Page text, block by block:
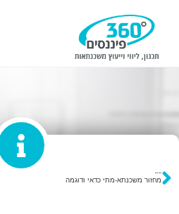
מחזור משכנתא-מתי כדאי ודוגמה